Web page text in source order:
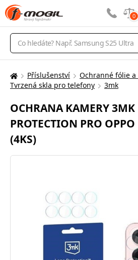
Vyhledávání
0
Zde
nacházíte:
Příslušenství
Ochranné fólie a
Tvrzená skla pro telefony
3mk
OCHRANA KAMERY 3MK
PROTECTION PRO
(4KS)